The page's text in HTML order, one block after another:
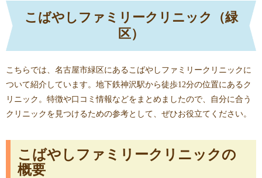
こばやしファミリークリニック（緑
区）
こちらでは、名古屋市緑区にあるこばやしファミリークリニックに
ついて紹介しています。地下鉄神沢駅から徒歩12分の位置にあるク
リニック。特徴や口コミ情報などをまとめましたので、自分に合う
クリニックを見つけるための参考として、ぜひお役立てください。
こばやしファミリークリニックの
概要